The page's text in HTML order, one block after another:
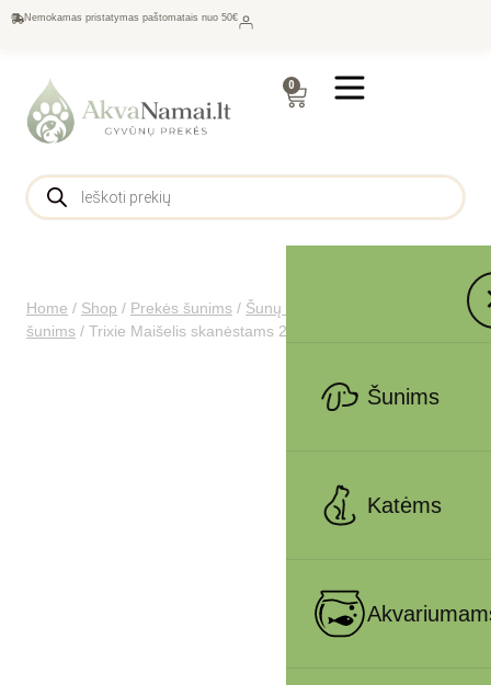
Nemokamas pristatymas paštomatais nuo 50€
0
Šunims
Katėms
Home / Shop / Prekės šunims / Šunų maistas
šunims / Trixie Maišelis skanėstams 2 in 1, ø 9 × 15 cm